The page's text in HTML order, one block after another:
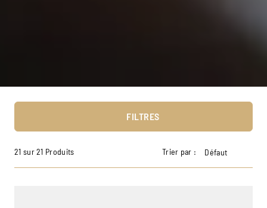
FILTRES
21 sur 21 Produits Trier par : Défaut